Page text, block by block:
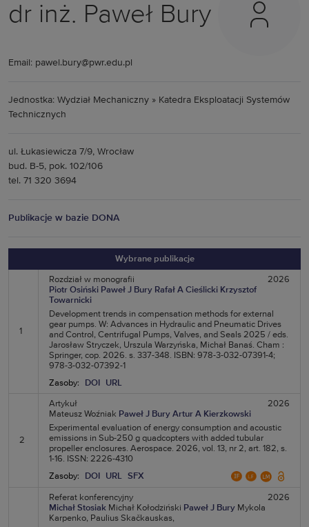
dr inż. Paweł Bury
Email: pawel.bury@pwr.edu.pl
Jednostka: Wydział Mechaniczny » Katedra Eksploatacji Systemów
Technicznych
ul. Łukasiewicza 7/9, Wrocław
bud. B-5, pok. 102/106
tel. 71 320 3694
Publikacje w bazie DONA
Wybrane publikacje
1
Rozdział w monografii
2026
Piotr Osiński Paweł J Bury Rafał A Cieślicki Krzysztof
Towarnicki
Development trends in compensation methods for external
gear pumps. W: Advances in Hydraulic and Pneumatic Drives
and Control, Centrifugal Pumps, Valves, and Seals 2025 / eds.
Jarosław Stryczek, Urszula Warzyńska, Michał Banaś. Cham :
Springer, cop. 2026. s. 337-348. ISBN: 978-3-032-07391-4;
978-3-032-07392-1
Zasoby:
DOI URL
2
Artykuł
2026
Mateusz Woźniak Paweł J Bury Artur A Kierzkowski
Experimental evaluation of energy consumption and acoustic
emissions in Sub-250 g quadcopters with added tubular
propeller enclosures. Aerospace. 2026, vol. 13, nr 2, art. 182, s.
1-16. ISSN: 2226-4310
Zasoby:
DOI URL SFX
Referat konferencyjny
2026
Michał Stosiak Michał Kołodziński Paweł J Bury Mykola
Karpenko, Paulius Skačkauskas,